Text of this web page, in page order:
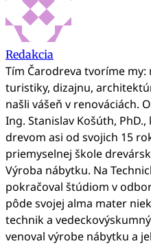
Redakcia
Tím Čarodreva tvoríme
turistiky, dizajnu,
našli vášeň v renováciách.
Ing. Stanislav Košúth,
drevom asi od svojich 15
priemyselnej škole
Výroba nábytku. Na
pokračoval štúdiom v
pôde svojej alma mater
technik a
venoval výrobe nábytku a